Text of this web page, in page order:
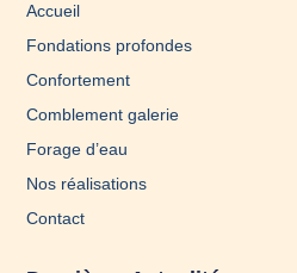
Accueil
Fondations profondes
Confortement
Comblement galerie
Forage d’eau
Nos réalisations
Contact